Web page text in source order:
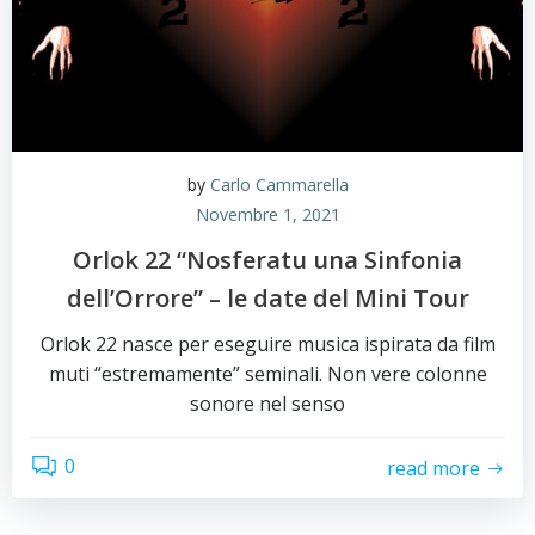
by Carlo Cammarella
Novembre 1, 2021
Orlok 22 “Nosferatu una Sinfonia
dell’Orrore” – le date del Mini Tour
Orlok 22 nasce per eseguire musica ispirata da film
muti “estremamente” seminali. Non vere colonne
sonore nel senso
0 read more